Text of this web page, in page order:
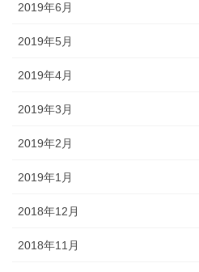
2019年6月
2019年5月
2019年4月
2019年3月
2019年2月
2019年1月
2018年12月
2018年11月